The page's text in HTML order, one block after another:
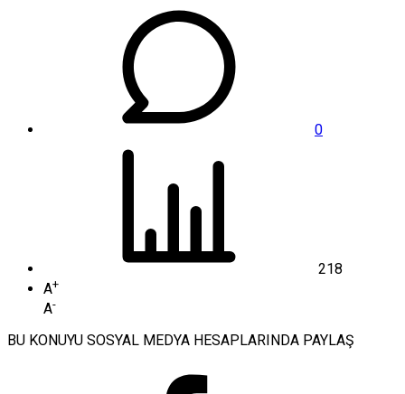
0
218
A+
A-
BU KONUYU SOSYAL MEDYA HESAPLARINDA PAYLAŞ